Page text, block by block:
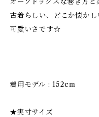
古着らしい、どこか懐か
可愛いさです☆
着用モデル : 152cm
★実寸サイズ